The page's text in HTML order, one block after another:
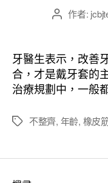
文
者
作者:
牙醫生表示，改善
合，才是戴牙套的
治療規劃中，一般
標
不整齊, 年齡, 橡皮